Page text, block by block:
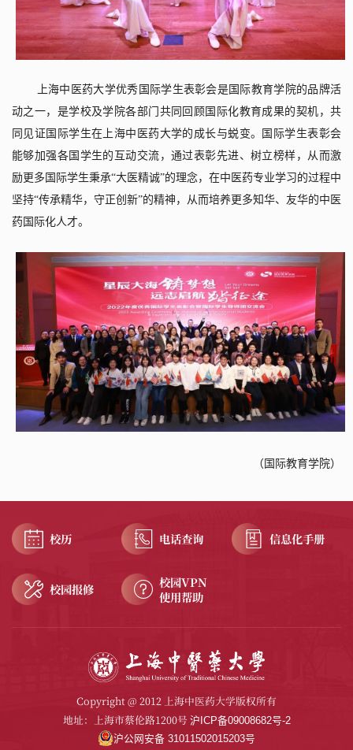
上海中医药大学优秀国际学生表彰会是国际教育学院的品牌活
动之一，是学校及学院各部门共同回顾国际化教育成果的契机，共
同见证国际学生在上海中医药大学的成长与蜕变。国际学生表彰会
能够加强各国学生的互动交流，通过表彰先进、树立榜样，从而激
励更多国际学生秉承“大医精诚”的理念，在中医药专业学习的过程中
坚持“传承精华，守正创新”的精神，从而培养更多知华、友华的中医
药国际化人才。
（ 国际教育学院）
校历 电话查询 信息化手册
校园报修
校园VPN
使用帮助
Copyright @ 2012 上海中医药大学版权所有
地址：上海市蔡伦路1200号 沪ICP备09008682号-2
沪公网安备 31011502015203号